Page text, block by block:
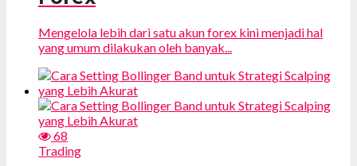
Mengelola lebih dari satu akun forex kini menjadi hal
yang umum dilakukan oleh banyak...
68
Trading